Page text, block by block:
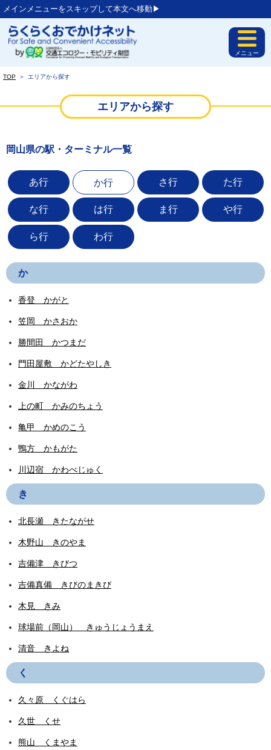
メインメニューをスキップして本文へ移動▶︎
メニュー
TOP ＞ エリアから探す
エリアから探す
岡山県の駅・ターミナル一覧
あ行 か行 さ行 た行
な行 は行 ま行 や行
ら行 わ行
か
香登 かがと
笠岡 かさおか
勝間田 かつまだ
門田屋敷 かどたやしき
金川 かながわ
上の町 かみのちょう
亀甲 かめのこう
鴨方 かもがた
川辺宿 かわべじゅく
き
北長瀬 きたながせ
木野山 きのやま
吉備津 きびつ
吉備真備 きびのまきび
木見 きみ
球場前（岡山） きゅうじょうまえ
清音 きよね
く
久々原 くぐはら
久世 くせ
熊山 くまやま